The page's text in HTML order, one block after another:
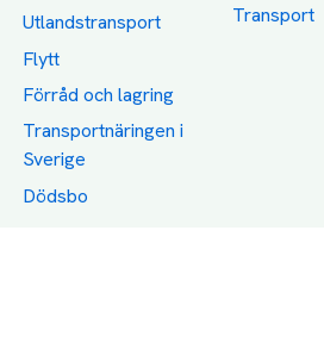
Utlandstransport
Flytt
Förråd och lagring
Transportnäringen i
Sverige
Dödsbo
Transport